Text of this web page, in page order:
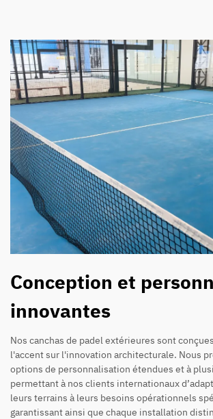
Conception et
innovantes
Nos canchas de padel extérieures sont
l'accent sur l'innovation architecturale. Nous
options de personnalisation étendues et à
permettant à nos clients internationaux
leurs terrains à leurs besoins opérationnels
garantissant ainsi que chaque installation